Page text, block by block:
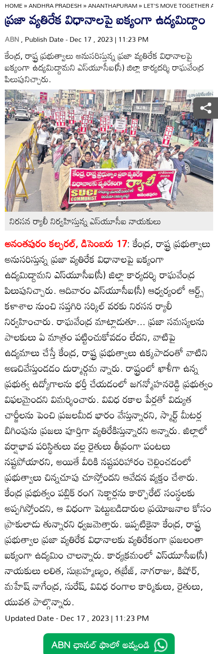
HOME»ANDHRA PRADESH»ANANTHAPURAM»LET'S MOVE TOGETHER
ప్రజా వ్యతిరేక విధానాలపై ఐక్యంగా ఉద్యమిద్దాం
ABN, Publish Date - Dec 17 , 2023 | 11:23 PM
కేంద్ర, రాష్ట్ర ప్రభుత్వాలు అనుసరిస్తున్న ప్రజా వ్యతిరేక విధానాలపై
ఐక్యంగా ఉద్యమిద్దామని ఎస్‌యూసీఐ(సీ) జిల్లా కార్యదర్శి రాఘవేంద్ర
పిలుపునిచ్చారు.
నిరసన ర్యాలీ నిర్వహిస్తున్న ఎస్‌యూసీఐ నాయకులు
అనంతపురం కల్చరల్‌, డిసెంబరు 17: కేంద్ర, రాష్ట్ర ప్రభుత్వాలు
అనుసరిస్తున్న ప్రజా వ్యతిరేక విధానాలపై ఐక్యంగా
ఉద్యమిద్దామని ఎస్‌యూసీఐ(సీ) జిల్లా కార్యదర్శి రాఘవేంద్ర
పిలుపునిచ్చారు. ఆదివారం ఎస్‌యూసీఐ(సీ) ఆధ్వర్యంలో ఆర్ట్స్‌
కళాశాల నుంచి సప్తగిరి సర్కిల్‌ వరకు నిరసన ర్యాలీ
నిర్వహించారు. రాఘవేంద్ర మాట్లాడుతూ... ప్రజా సమస్యలను
పాలకులు ఏ మాత్రం పట్టించుకోవడం లేదని, వాటిపై
ఉద్యమాలు చేస్తే కేంద్ర, రాష్ట్ర ప్రభుత్వాలు ఉక్కపాదంతో వాటిని
అణచివేస్తుండడం దుర్మార్గమ న్నారు. రాష్ట్రంలో ఖాళీగా ఉన్న
ప్రభుత్వ ఉద్యోగాలను భర్తీ చేయడంలో జగన్మోహనరెడ్డి ప్రభుత్వం
విఫలమైందని విమర్శించారు. వివిధ రకాల పేర్లతో విద్యుత
చార్జీలను పెంచి ప్రజలమీద భారం వేస్తున్నారని, స్మార్ట్‌ మీటర్ల
బిగింపును ప్రజలు పూర్తిగా వ్యతిరేకిస్తున్నారని అన్నారు. జిల్లాలో
వర్షాభావ పరిస్థితులు వల్ల రైతులు తీవ్రంగా పంటలు
నష్టపోయారని, అయితే వీరికి నష్టపరిహారం చెల్లించడంలో
ప్రభుత్వాలు చిన్నచూపు చూస్తోందని ఆవేదన వ్యక్తం చేశారు.
కేంద్ర ప్రభుత్వం పబ్లిక్‌ రంగ సెక్టార్లను కార్పొరేట్‌ సంస్థలకు
అప్పగిస్తోందని, ఆ విధంగా పెట్టుబడిదారుల ప్రయోజనాల కోసం
ప్రాకులాడు తున్నారని ధ్వజమెత్తారు. ఇప్పటికైనా కేంద్ర, రాష్ట్ర
ప్రభుత్వాల ప్రజా వ్యతిరేక విధానాలకు వ్యతిరేకంగా ప్రజలంతా
ఐక్యంగా ఉద్యమిం చాలన్నారు. కార్యక్రమంలో ఎస్‌యూసీఐ(సీ)
నాయకులు లలిత, సుబ్రహ్మణ్యం, తబ్రేజ్‌, నాగరాజు, కిషోర్‌,
మహేష్‌ నాగేంద్ర, సురేష్‌, వివిధ రంగాల కార్మికులు, రైతులు,
యువత పాల్గొన్నారు.
Updated Date - Dec 17 , 2023 | 11:23 PM